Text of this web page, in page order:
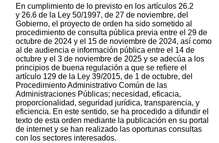
En cumplimiento de lo previsto en los artículos 26.2
y 26.6 de la Ley 50/1997, de 27 de noviembre, del
Gobierno, el proyecto de orden ha sido sometido al
procedimiento de consulta pública previa entre el 29 de
octubre de 2024 y el 15 de noviembre de 2024, así como
al de audiencia e información pública entre el 14 de
octubre y el 3 de noviembre de 2025 y se adecúa a los
principios de buena regulación a que se refiere el
artículo 129 de la Ley 39/2015, de 1 de octubre, del
Procedimiento Administrativo Común de las
Administraciones Públicas; necesidad, eficacia,
proporcionalidad, seguridad jurídica, transparencia, y
eficiencia. En este sentido, se ha procedido a difundir el
texto de esta orden mediante la publicación en su portal
de internet y se han realizado las oportunas consultas
con los sectores interesados.